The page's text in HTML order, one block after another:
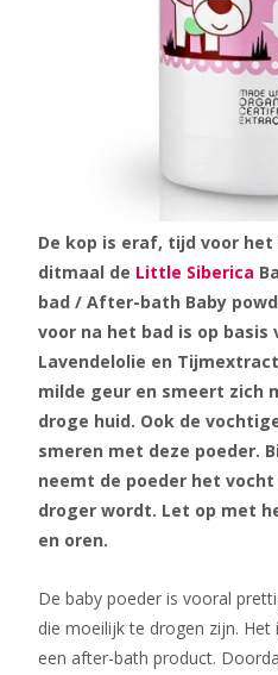
De kop is eraf, tijd voor
ditmaal de Little Siberica
bad / After-bath Baby
voor na het bad is op basis
Lavendelolie en
milde geur en smeert zich
droge huid. Ook de
smeren met deze poeder.
neemt de poeder het
droger wordt. Let op met
en oren.
De baby poeder is vooral
die moeilijk te drogen zijn.
een after-bath product.